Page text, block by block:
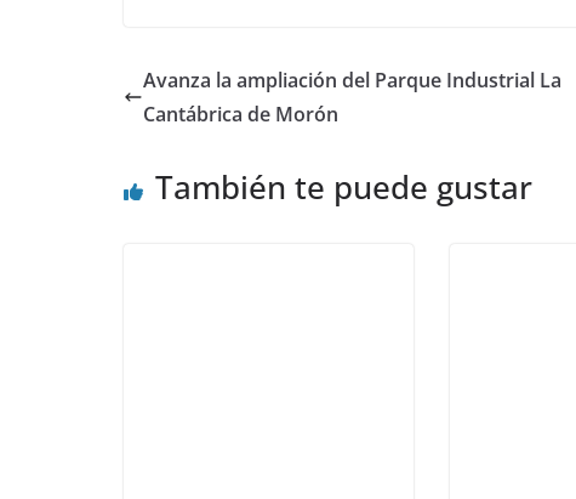
Avanza la ampliación del Parque Industrial La
Cantábrica de Morón
También te puede gustar